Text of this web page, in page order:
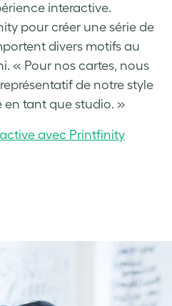
interactive.
pour créer une série de
divers motifs au
« Pour nos cartes, nous
de notre style
en tant que studio. »
avec Printfinity